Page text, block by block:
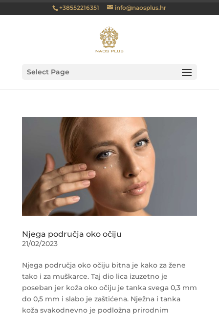
+38552216351 info@naosplus.hr
Select Page
Njega područja oko očiju
21/02/2023
Njega područja oko očiju bitna je kako za žene
tako i za muškarce. Taj dio lica izuzetno je
poseban jer koža oko očiju je tanka svega 0,3 mm
do 0,5 mm i slabo je zaštićena. Nježna i tanka
koža svakodnevno je podložna prirodnim